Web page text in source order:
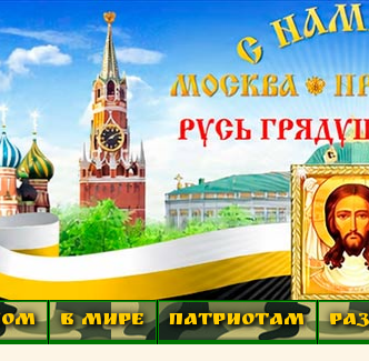
В МИРЕ ПАТРИОТАМ